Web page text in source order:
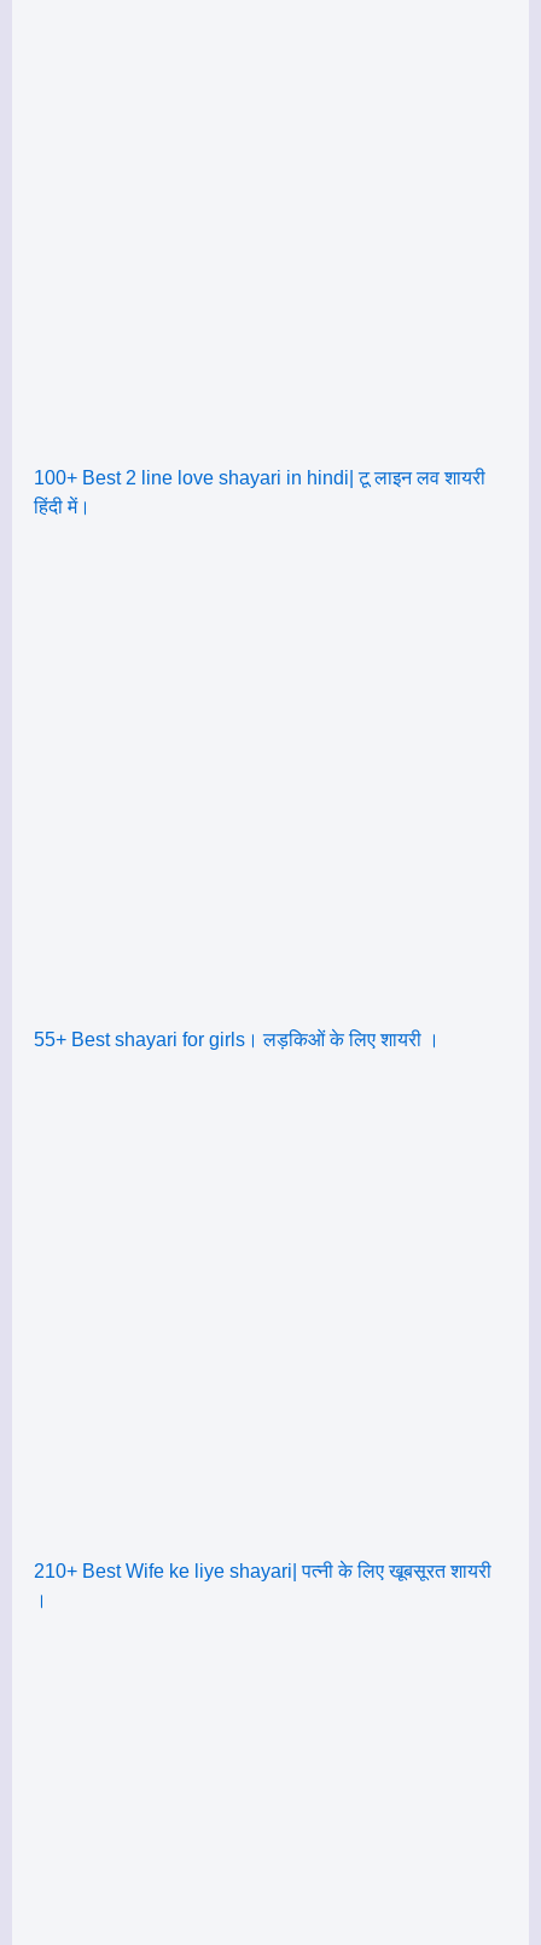
100+ Best 2 line love shayari in hindi| टू लाइन लव शायरी
हिंदी में।
55+ Best shayari for girls। लड़किओं के लिए शायरी ।
210+ Best Wife ke liye shayari| पत्नी के लिए खूबसूरत शायरी
।